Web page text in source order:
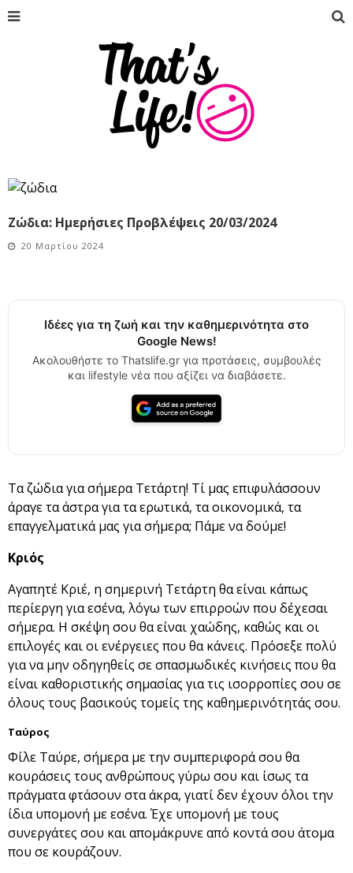
Ζώδια: Ημερήσιες Προβλέψεις 20/03/2024
20 Μαρτίου 2024
Ιδέες για τη ζωή και την καθημερινότητα στο
Google News!
Ακολουθήστε το Thatslife.gr για προτάσεις, συμβουλές
και lifestyle νέα που αξίζει να διαβάσετε.
Τα ζώδια για σήμερα Τετάρτη! Τί μας επιφυλάσσουν
άραγε τα άστρα για τα ερωτικά, τα οικονομικά, τα
επαγγελματικά μας για σήμερα; Πάμε να δούμε!
Κριός
Αγαπητέ Κριέ, η σημερινή Τετάρτη θα είναι κάπως
περίεργη για εσένα, λόγω των επιρροών που δέχεσαι
σήμερα. Η σκέψη σου θα είναι χαώδης, καθώς και οι
επιλογές και οι ενέργειες που θα κάνεις. Πρόσεξε πολύ
για να μην οδηγηθείς σε σπασμωδικές κινήσεις που θα
είναι καθοριστικής σημασίας για τις ισορροπίες σου σε
όλους τους βασικούς τομείς της καθημερινότητάς σου.
Ταύρος
Φίλε Ταύρε, σήμερα με την συμπεριφορά σου θα
κουράσεις τους ανθρώπους γύρω σου και ίσως τα
πράγματα φτάσουν στα άκρα, γιατί δεν έχουν όλοι την
ίδια υπομονή με εσένα. Έχε υπομονή με τους
συνεργάτες σου και απομάκρυνε από κοντά σου άτομα
που σε κουράζουν.